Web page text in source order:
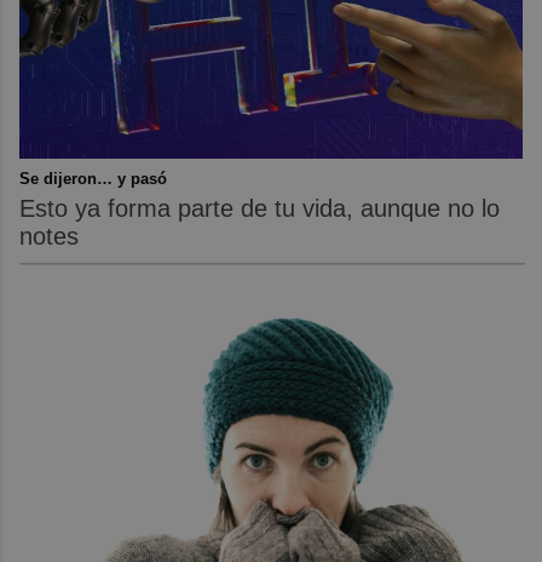
Se dijeron… y pasó
Esto ya forma parte de tu vida, aunque no lo
notes